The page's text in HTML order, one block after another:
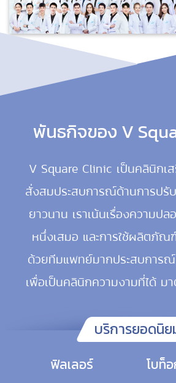
พันธกิจของ V
V Square Clinic เป็นคลินิกเ
สั่งสมประสบการณ์ด้านการปรั
ยาวนาน เราเน้นเรื่องความป
หนึ่งเสมอ และการใช้ผลิตภัณ
ด้วยทีมแพทย์มากประสบการณ์
เพื่อเป็นคลินิกความงามที่ได้ ม
บริการยอดนิย
ฟิลเลอร์ โบท็